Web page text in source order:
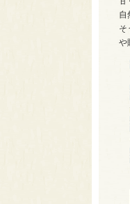
自
そ
や